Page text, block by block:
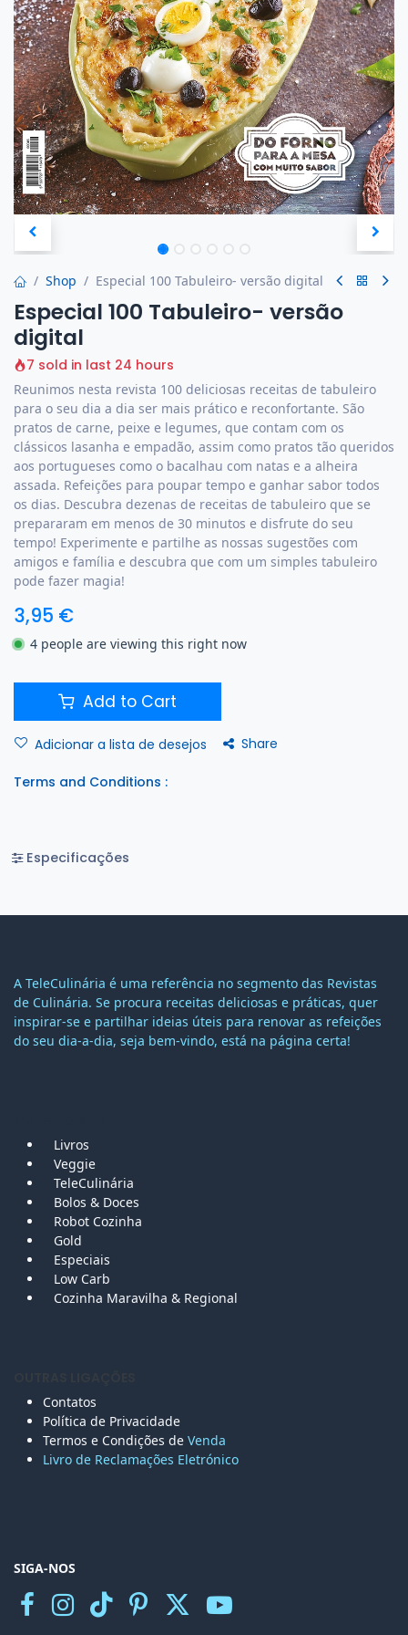
Shop Especial 100 Tabuleiro- versão digital
Especial 100 Tabuleiro- versão
digital
7 sold in last 24 hours
Reunimos nesta revista 100 deliciosas receitas de tabuleiro
para o seu dia a dia ser mais prático e reconfortante. São
pratos de carne, peixe e legumes, que contam com os
clássicos lasanha e empadão, assim como pratos tão queridos
aos portugueses como o bacalhau com natas e a alheira
assada. Refeições para poupar tempo e ganhar sabor todos
os dias. Descubra dezenas de receitas de tabuleiro que se
prepararam em menos de 30 minutos e disfrute do seu
tempo! Experimente e partilhe as nossas sugestões com
amigos e família e descubra que com um simples tabuleiro
pode fazer magia!
3,95 €
4 people are viewing this right now
Add to Cart
Adicionar a lista de desejos Share
Terms and Conditions :
Especificações
A TeleCulinária é uma referência no segmento das Revistas
de Culinária. Se procura receitas deliciosas e práticas, quer
inspirar-se e partilhar ideias úteis para renovar as refeições
do seu dia-a-dia, seja bem-vindo, está na página certa!
Livros
Veggie
TeleCulinária
Bolos & Doces
Robot Cozinha
Gold
Especiais
Low Carb
Cozinha Maravilha & Regional
Contatos
Política de Privacidade
Termos e Condições de Venda
Livro de Reclamações Eletrónico
SIGA-NOS